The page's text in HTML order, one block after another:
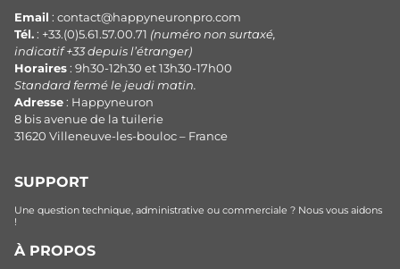
Email : contact@happyneuronpro.com
Tél. : +33.(0)5.61.57.00.71 (numéro non surtaxé,
indicatif +33 depuis l’étranger)
Horaires : 9h30-12h30 et 13h30-17h00
Standard fermé le jeudi matin.
Adresse : Happyneuron
8 bis avenue de la tuilerie
31620 Villeneuve-les-bouloc – France
SUPPORT
Une question technique, administrative ou commerciale ? Nous vous aidons
!
À PROPOS